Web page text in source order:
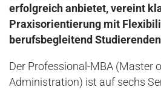
erfolgreich anbietet, vereint
Praxisorientierung mit
berufsbegleitend
Der Professional-MBA (Master
Administration) ist auf sechs